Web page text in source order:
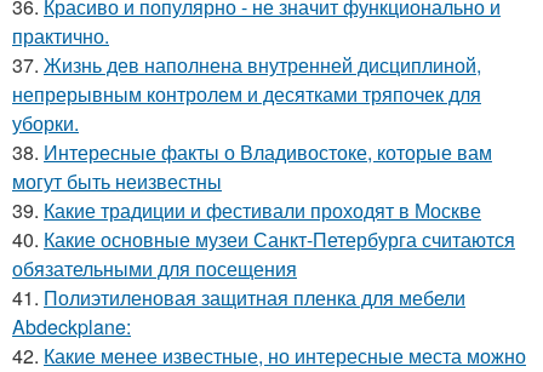
36. Красиво и популярно - не значит функционально и
практично.
37. Жизнь дев наполнена внутренней дисциплиной,
непрерывным контролем и десятками тряпочек для
уборки.
38. Интересные факты о Владивостоке, которые вам
могут быть неизвестны
39. Какие традиции и фестивали проходят в Москве
40. Какие основные музеи Санкт-Петербурга считаются
обязательными для посещения
41. Полиэтиленовая защитная пленка для мебели
Abdeckplane:
42. Какие менее известные, но интересные места можно